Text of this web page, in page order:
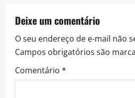
i
g
a
Deixe um comentário
O seu endereço de e-mail não
Campos obrigatórios são
Comentário *